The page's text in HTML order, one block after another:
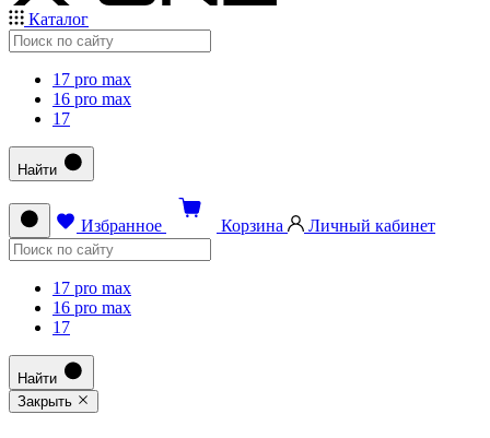
Каталог
17 pro max
16 pro max
17
Найти
Избранное Корзина Личный кабинет
17 pro max
16 pro max
17
Найти
Закрыть